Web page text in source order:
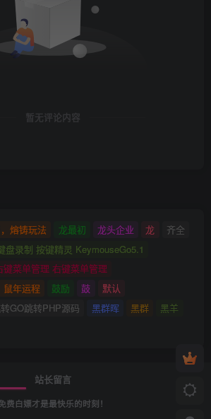
暂无评论内容
熔铸玩法 龙最初 龙头企业 龙
齐全
盘录制 按键精灵 KeymouseGo5.1
键菜单管理 右键菜单管理
鼠年运程 鼓励 鼓
默认
GO跳转PHP源码
黑群晖 黑群
黑羊
站长留言
费白嫖才是最快乐的时刻！